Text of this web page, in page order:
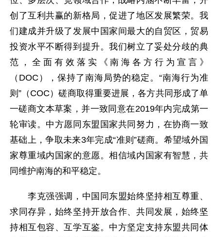
创了互利共赢的新格局，促进了地区发展繁荣。我
们建成并升级了发展中国家间最大的自贸区，贸易
投资水平不断得到提升。我们树立了妥处分歧的典
范，全面有效落实《南海各方行为宣言》
（DOC），保持了南海局势的稳定。“南海行为准
则”（COC）磋商取得重要进展，各方共同形成了单
一磋商文本草案，并一致同意在2019年内完成第一
轮审读。中方愿同东盟国家共同努力，在协商一致
基础上，争取未来3年完成“准则”磋商。希望域外国
家尊重域内国家的意愿。相信域内国家有智慧，共
同维护南海的和平稳定。
李克强强调，中国同东盟始终坚持相互尊重、
求同存异，始终坚持开放合作、共同发展，始终坚
持相互包容、互学互鉴。中方坚定支持东盟共同体